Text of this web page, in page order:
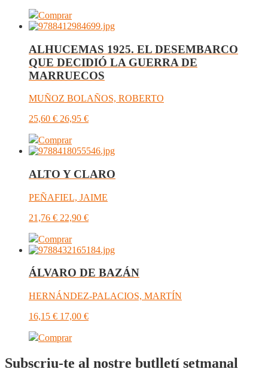
Comprar
ALHUCEMAS 1925. EL DESEMBARCO
QUE DECIDIÓ LA GUERRA DE
MARRUECOS
MUÑOZ BOLAÑOS, ROBERTO
25,60 € 26,95 €
Comprar
ALTO Y CLARO
PEÑAFIEL, JAIME
21,76 € 22,90 €
Comprar
ÁLVARO DE BAZÁN
HERNÁNDEZ-PALACIOS, MARTÍN
16,15 € 17,00 €
Comprar
Subscriu-te al nostre butlletí setmanal